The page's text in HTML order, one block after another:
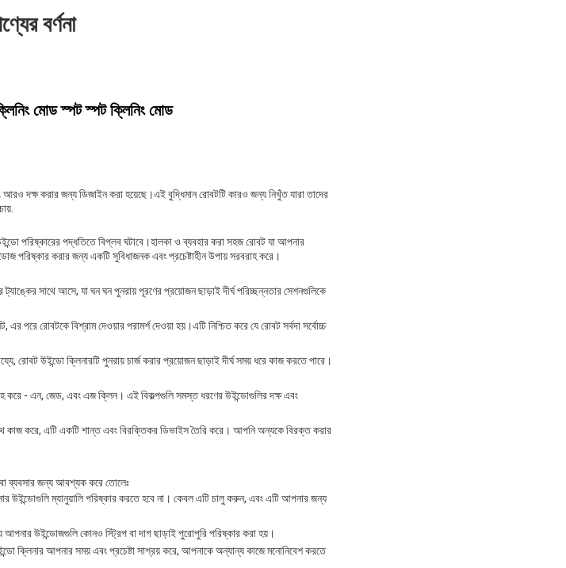
বর্ণনা
মোড স্পট স্পট ক্লিনিং মোড
দক্ষ করার জন্য ডিজাইন করা হয়েছে।এই বুদ্ধিমান রোবটটি কারও জন্য নিখুঁত যারা তাদের
পরিষ্কারের পদ্ধতিতে বিপ্লব ঘটাবে।হালকা ও ব্যবহার করা সহজ রোবট যা আপনার
পরিষ্কার করার জন্য একটি সুবিধাজনক এবং প্রচেষ্টাহীন উপায় সরবরাহ করে।
সাথে আসে, যা ঘন ঘন পুনরায় পূরণের প্রয়োজন ছাড়াই দীর্ঘ পরিচ্ছন্নতার সেশনগুলিকে
পরে রোবটকে বিশ্রাম দেওয়ার পরামর্শ দেওয়া হয়।এটি নিশ্চিত করে যে রোবট সর্বদা সর্বোচ্চ
রোবট উইন্ডো ক্লিনারটি পুনরায় চার্জ করার প্রয়োজন ছাড়াই দীর্ঘ সময় ধরে কাজ করতে পারে।
করে - এন, জেড, এবং এজ ক্লিন। এই বিকল্পগুলি সমস্ত ধরণের উইন্ডোগুলির দক্ষ এবং
কাজ করে, এটি একটি শান্ত এবং বিরক্তিকর ডিভাইস তৈরি করে। আপনি অন্যকে বিরক্ত করার
ব্যবসার জন্য আবশ্যক করে তোলেঃ
উইন্ডোগুলি ম্যানুয়ালি পরিষ্কার করতে হবে না। কেবল এটি চালু করুন, এবং এটি আপনার জন্য
আপনার উইন্ডোজগুলি কোনও স্ট্রিপ বা দাগ ছাড়াই পুরোপুরি পরিষ্কার করা হয়।
ক্লিনার আপনার সময় এবং প্রচেষ্টা সাশ্রয় করে, আপনাকে অন্যান্য কাজে মনোনিবেশ করতে